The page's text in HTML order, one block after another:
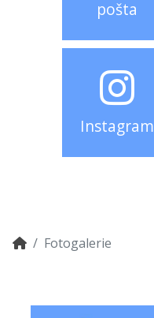
pošta
Instagram
Fotogalerie